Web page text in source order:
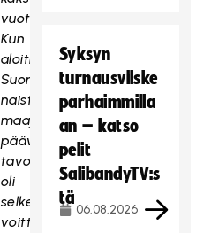
vuotta.
Kun
aloitin
Suomen
naisten
maajoukkueen
päävalmentajana,
tavoitteeni
oli
selkeä:
voittaa
Syksyn
turnausvilske
parhaimmilla
an – katso
pelit
SalibandyTV:s
tä
06.08.2026